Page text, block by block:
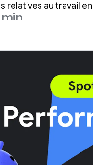
relatives au travail